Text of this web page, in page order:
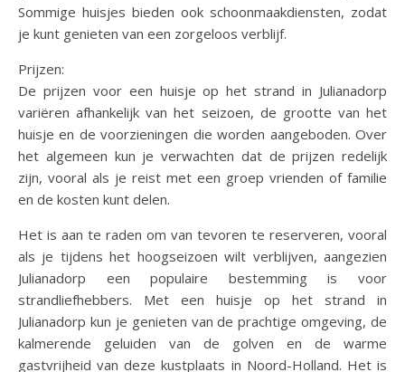
Sommige huisjes bieden ook schoonmaakdiensten, zodat
je kunt genieten van een zorgeloos verblijf.
Prijzen:
De prijzen voor een huisje op het strand in Julianadorp
variëren afhankelijk van het seizoen, de grootte van het
huisje en de voorzieningen die worden aangeboden. Over
het algemeen kun je verwachten dat de prijzen redelijk
zijn, vooral als je reist met een groep vrienden of familie
en de kosten kunt delen.
Het is aan te raden om van tevoren te reserveren, vooral
als je tijdens het hoogseizoen wilt verblijven, aangezien
Julianadorp een populaire bestemming is voor
strandliefhebbers. Met een huisje op het strand in
Julianadorp kun je genieten van de prachtige omgeving, de
kalmerende geluiden van de golven en de warme
gastvrijheid van deze kustplaats in Noord-Holland. Het is